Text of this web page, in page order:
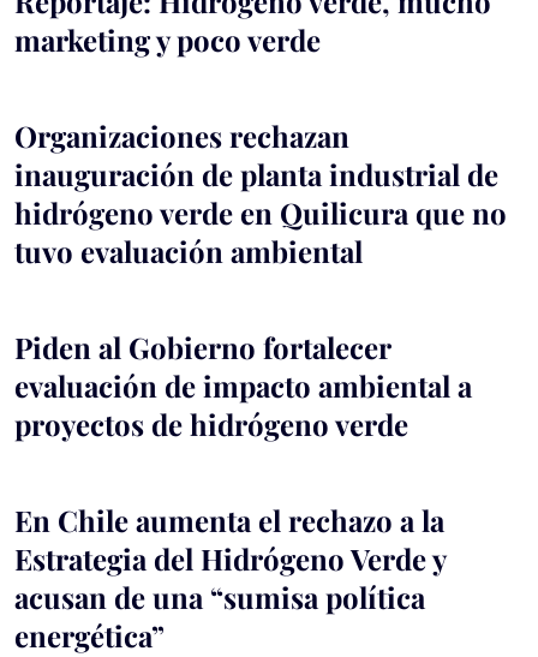
marketing y poco verde
Organizaciones rechazan
inauguración de planta industrial de
hidrógeno verde en Quilicura que no
tuvo evaluación ambiental
Piden al Gobierno fortalecer
evaluación de impacto ambiental a
proyectos de hidrógeno verde
En Chile aumenta el rechazo a la
Estrategia del Hidrógeno Verde y
acusan de una “sumisa política
energética”